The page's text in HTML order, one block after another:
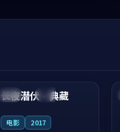
韩国 杜比
99:12
长夜潜伏·典藏
电影 2017